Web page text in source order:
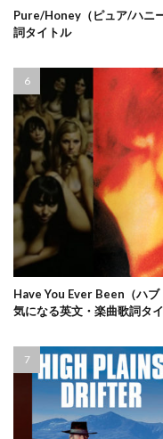
Pure/Honey（ピュア/ハニ
詞タイトル
Have You Ever Been（ハブ
気になる英文・楽曲歌詞タ